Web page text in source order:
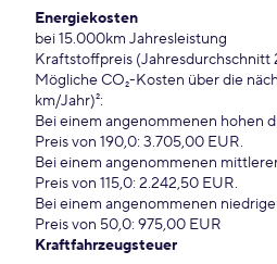
Energiekosten
bei 15.000km Jahresleistung
Kraftstoffpreis (Jahresdurchschnitt
Mögliche CO₂-Kosten über die
km/Jahr)²:
Bei einem angenommenen hohen
Preis von 190,0: 3.705,00 EUR.
Bei einem angenommenen
Preis von 115,0: 2.242,50 EUR.
Bei einem angenommenen
Preis von 50,0: 975,00 EUR
Kraftfahrzeugsteuer